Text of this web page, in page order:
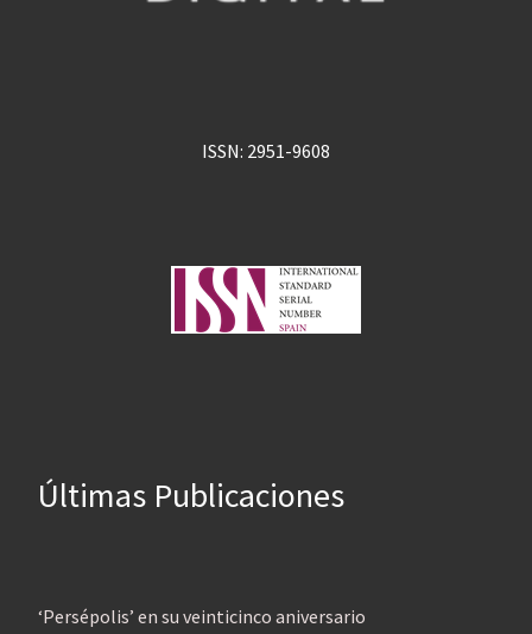
ISSN: 2951-9608
Últimas Publicaciones
‘Persépolis’ en su veinticinco aniversario